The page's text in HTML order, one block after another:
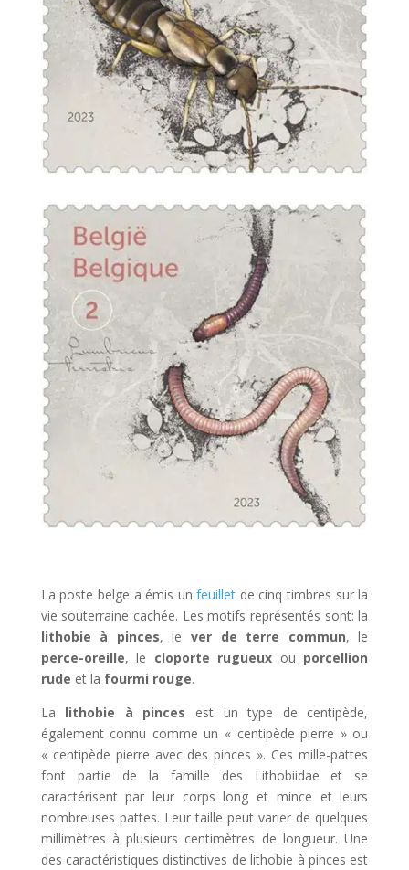
La poste belge a émis unfeuillet de cinq timbres sur la
vie souterraine cachée. Les motifs représentés sont: la
lithobie à pinces, lever de terre commun, le
perce-oreille, le cloporte rugueux ou porcellion
rude et la fourmi rouge.
La lithobie à pinces est un type de centipède,
également connu comme un « centipède pierre » ou
« centipède pierre avec des pinces ». Ces mille-pattes
font partie de la famille des Lithobiidae et se
caractérisent par leur corps long et mince et leurs
nombreuses pattes. Leur taille peut varier de quelques
millimètres à plusieurs centimètres de longueur. Une
des caractéristiques distinctives de lithobie à pinces est